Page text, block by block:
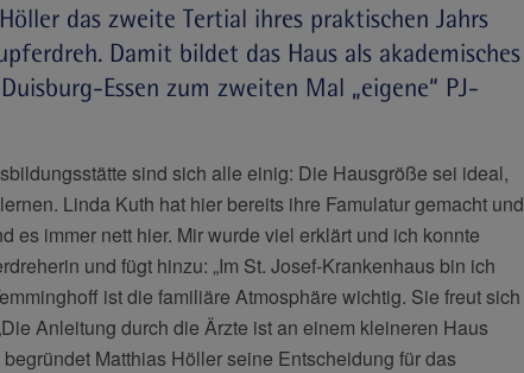
das zweite Tertial ihres praktischen Jahrs
Damit bildet das Haus als akademisches
Essen zum zweiten Mal „eigene“ PJ-
sind sich alle einig: Die Hausgröße sei ideal,
Linda Kuth hat hier bereits ihre Famulatur gemacht und
es immer nett hier. Mir wurde viel erklärt und ich konnte
und fügt hinzu: „Im St. Josef-Krankenhaus bin ich
ist die familiäre Atmosphäre wichtig. Sie freut sich
Anleitung durch die Ärzte ist an einem kleineren Haus
Matthias Höller seine Entscheidung für das